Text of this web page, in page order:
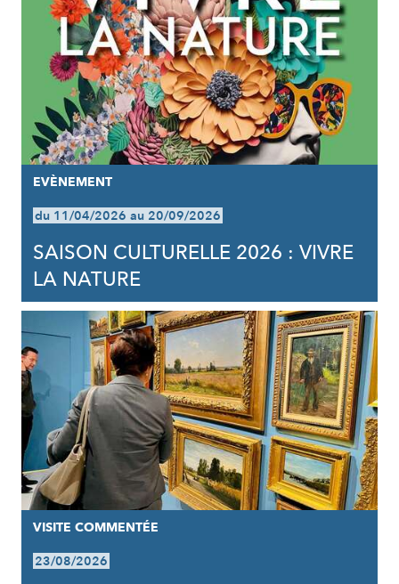
EVÈNEMENT
du 11/04/2026 au 20/09/2026
SAISON CULTURELLE 2026 : VIVRE
LA NATURE
VISITE COMMENTÉE
23/08/2026